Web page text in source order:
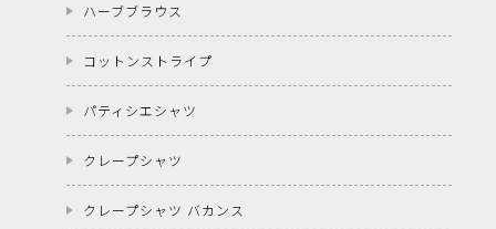
ハーブブラウス
コットンストライプ
パティシエシャツ
クレープシャツ
クレープシャツ バカンス